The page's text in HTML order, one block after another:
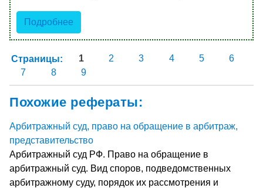
Подробнее
Страницы: 1 2 3 4 5
6
7
8 9
Похожие рефераты:
Арбитражный суд, право на обращение в арбитраж,
представительство
Арбитражный суд РФ. Право на обращение в
арбитражный суд. Вид споров, подведомственных
арбитражному суду, порядок их рассмотрения и